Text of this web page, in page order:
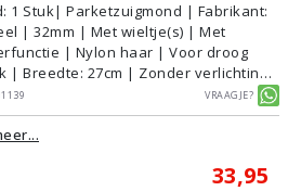
: 1 Stuk| Parketzuigmond | Fabrikant:
| 32mm | Met wieltje(s) | Met
| Nylon haar | Voor droog
| Breedte: 27cm | Zonder verlichting |
kliksysteem | Zwart | AEG/Electrolux
voor vloertype: Plavuizen/Tegels,
PVC/Vinyl
Vraagje?
33,95